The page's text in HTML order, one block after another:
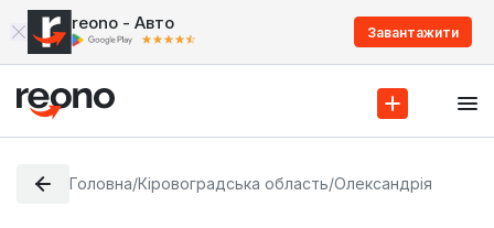
reono - Авто Завантажити
Головна/Кіровоградська область/Олександрія